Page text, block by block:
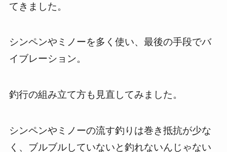
てきました。
シンペンやミノーを多く使い、最後の手段でバ
イブレーション。
釣行の組み立て方も見直してみました。
シンペンやミノーの流す釣りは巻き抵抗が少な
く、ブルブルしていないと釣れないんじゃない